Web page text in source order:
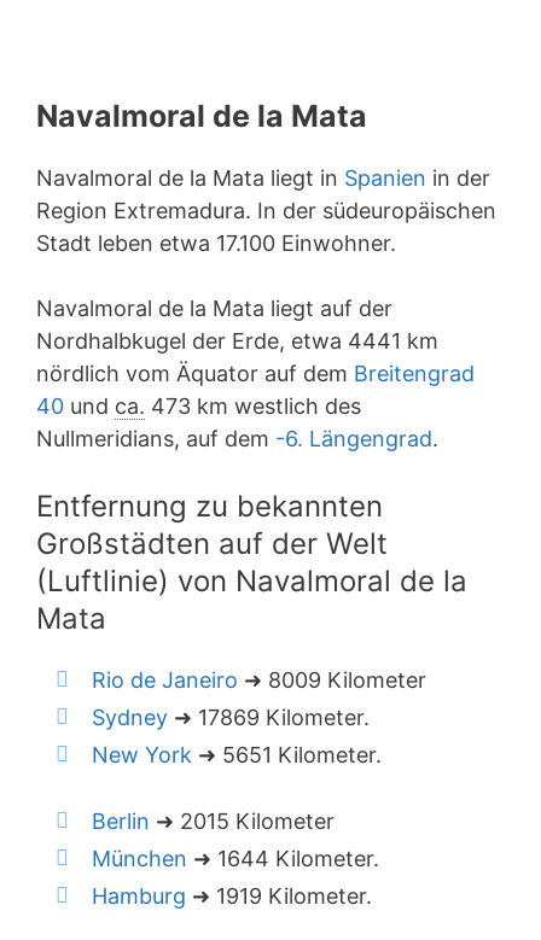
Navalmoral de la Mata
Navalmoral de la Mata liegt in Spanien in der
Region Extremadura. In der südeuropäischen
Stadt leben etwa 17.100 Einwohner.
Navalmoral de la Mata liegt auf der
Nordhalbkugel der Erde, etwa 4441 km
nördlich vom Äquator auf dem Breitengrad
40 und ca. 473 km westlich des
Nullmeridians, auf dem -6. Längengrad.
Entfernung zu bekannten
Großstädten auf der Welt
(Luftlinie) von Navalmoral de la
Mata
Rio de Janeiro ➜ 8009 Kilometer
Sydney ➜ 17869 Kilometer.
New York ➜ 5651 Kilometer.
Berlin ➜ 2015 Kilometer
München ➜ 1644 Kilometer.
Hamburg ➜ 1919 Kilometer.